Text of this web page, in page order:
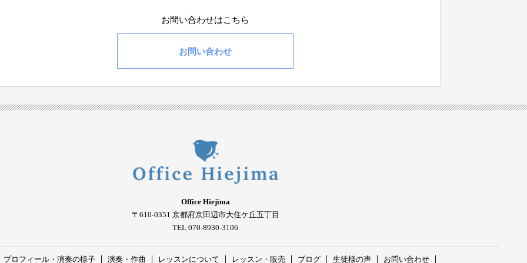
お問い合わせはこちら
お問い合わせ
Office Hiejima
〒610-0351 京都府京田辺市大住ケ丘五丁目
TEL 070-8930-3106
プロフィール・演奏の様子 演奏・作曲 レッスンについて レッスン・販売 ブログ 生徒様の声 お問い合わせ